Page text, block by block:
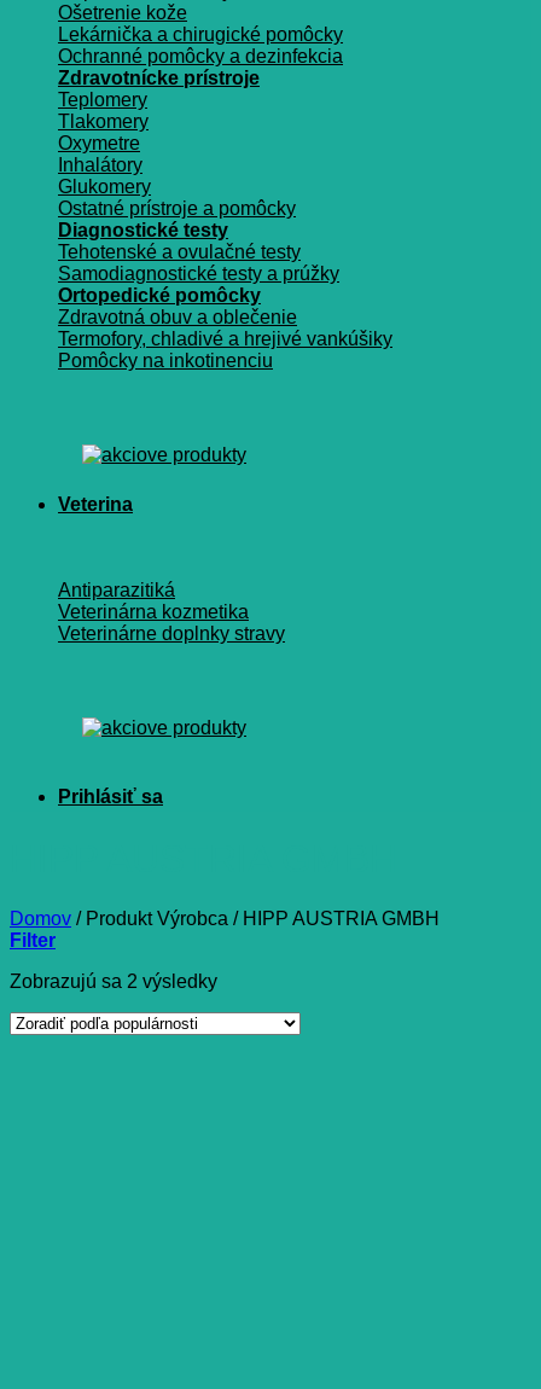
Ošetrenie kože
Lekárnička a chirugické pomôcky
Ochranné pomôcky a dezinfekcia
Zdravotnícke prístroje
Teplomery
Tlakomery
Oxymetre
Inhalátory
Glukomery
Ostatné prístroje a pomôcky
Diagnostické testy
Tehotenské a ovulačné testy
Samodiagnostické testy a prúžky
Ortopedické pomôcky
Zdravotná obuv a oblečenie
Termofory, chladivé a hrejivé vankúšiky
Pomôcky na inkotinenciu
Veterina
Antiparazitiká
Veterinárna kozmetika
Veterinárne doplnky stravy
Domov /Produkt Výrobca /HIPP AUSTRIA GMBH
Filter
Zobrazujú sa 2 výsledkyZoradené
popularity